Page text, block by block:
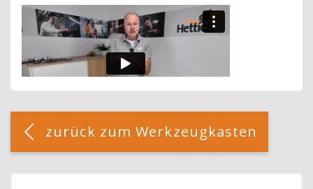
Blöcke
[Cocoon] Custom HTML überspringen
zurück zum Werkzeugkasten